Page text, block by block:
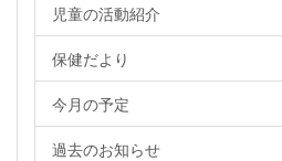
児童の活動紹介
保健だより
今月の予定
過去のお知らせ